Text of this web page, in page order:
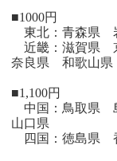
■1000円
東北：青森県
近畿：滋賀県
奈良県 和歌山県
■1,100円
中国：鳥取県
山口県
四国：徳島県